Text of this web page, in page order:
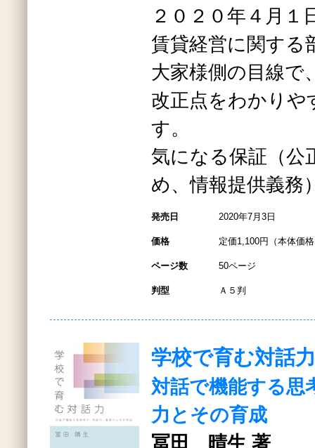
２０２０年４月１
賃貸経営に関する
大家様側の目線で
改正点をわかりや
す。
気になる保証（公
め、情報提供義
発売日 2020年7月3日
価格 定価1,100円（本体価
ページ数 50ページ
判型 Ａ５判
学校で育む対話力
対話で機能する思
力とその育成
冨田 晴生 著